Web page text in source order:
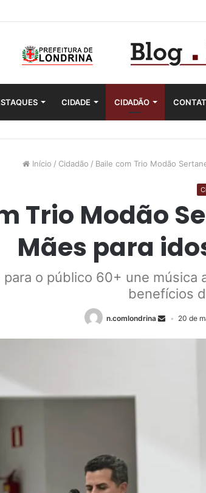
CIDADE CIDADÃO
Início / Cidadão / Baile com Trio Modão
Trio Modão
Mães para
para o público 60+ une
benefícios
n.comlondrina 20 de